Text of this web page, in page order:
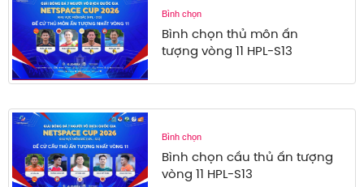
Bình chọn
Bình chọn thủ môn ấn
tượng vòng 11 HPL-S13
Bình chọn
Bình chọn cầu thủ ấn tượng
vòng 11 HPL-S13